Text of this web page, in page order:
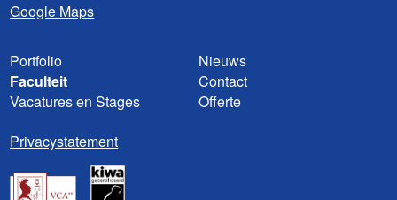
Google Maps
Portfolio
Faculteit
Vacatures en Stages
Nieuws
Contact
Offerte
Privacystatement